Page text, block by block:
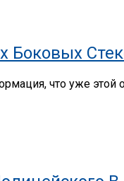
что уже